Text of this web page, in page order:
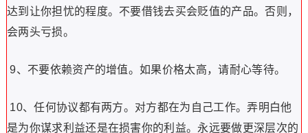
达到让你担忧的程度。不要借钱去买会贬值的产品。否则，
会两头亏损。
9、不要依赖资产的增值。如果价格太高，请耐心等待。
10、任何协议都有两方。对方都在为自己工作。弄明白他
是为你谋求利益还是在损害你的利益。永远要做更深层次的